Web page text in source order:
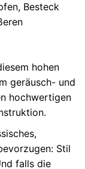
Besteck
hohen
geräusch- und
hochwertigen
Stil
falls die